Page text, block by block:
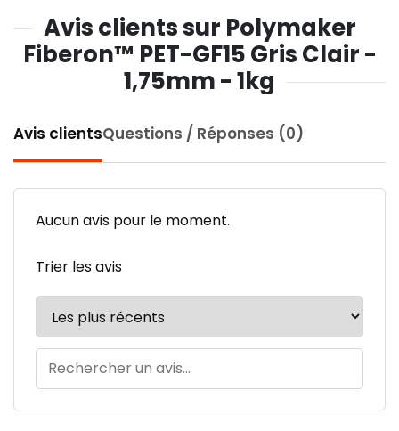
Avis clients sur Polymaker
Fiberon™ PET-GF15 Gris Clair -
1,75mm - 1kg
Avis clientsQuestions / Réponses (0)
Aucun avis pour le moment.
Trier les avis